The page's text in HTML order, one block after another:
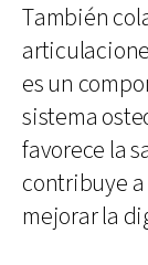
También
es un
sistema
favorece la
contribuye a
mejorar la